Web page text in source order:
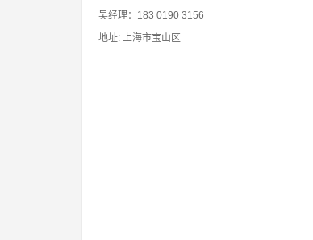
吴经理：183 0190 3156
地址: 上海市宝山区